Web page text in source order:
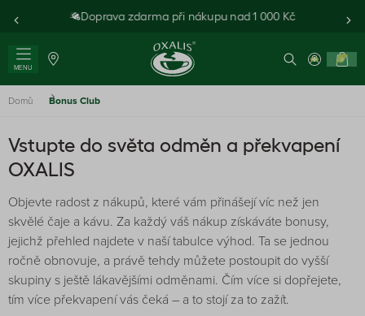
Doprava zdarma při nákupu nad 1 000 Kč
MENU
0
Domů Bonus Club
Vstupte do světa odměn a překvapení
OXALIS
Objevte radost z nákupů, které vám přinášejí víc než jen
skvělé čaje a kávu. Za každý váš nákup získáváte bonusy,
jejichž přehled najdete v naší tabulce výhod. Ta se jednou
ročně obnovuje, a právě tehdy můžete postoupit do vyšší
skupiny s ještě lákavějšími odměnami. Čím více si dopřejete,
tím více překvapení vás čeká – a to stojí za to zažít.